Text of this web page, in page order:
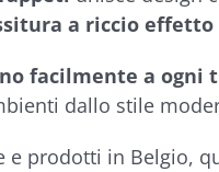
a riccio effetto
facilmente a ogni
dallo stile
e prodotti in Belgio,